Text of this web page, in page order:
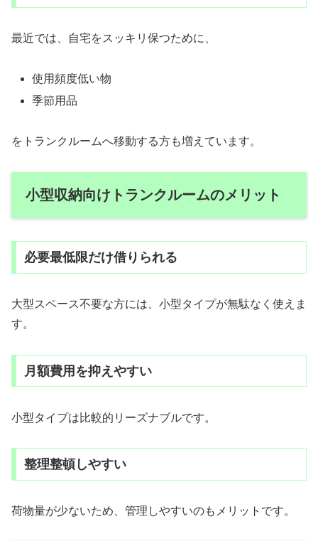
最近では、自宅をスッキリ保つために、
使用頻度低い物
季節用品
をトランクルームへ移動する方も増えています。
小型収納向けトランクルームのメリット
必要最低限だけ借りられる
大型スペース不要な方には、小型タイプが無駄なく使えま
す。
月額費用を抑えやすい
小型タイプは比較的リーズナブルです。
整理整頓しやすい
荷物量が少ないため、管理しやすいのもメリットです。